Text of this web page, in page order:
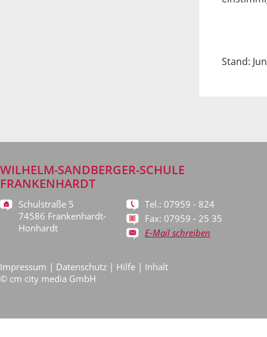
Stand:
WILHELM-SANDBERGER-SCHULE
FRANKENHARDT
Schulstraße 5
74586 Frankenhardt-
Honhardt
Tel.: 07959 - 824
Fax: 07959 - 25 35
E-Mail schreiben
Impressum | Datenschutz | Hilfe | Inhalt
© cm city media GmbH